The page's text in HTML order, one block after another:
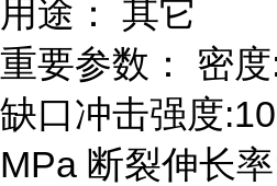
用途： 其它
重要参数： 密
缺口冲击强度
MPa 断裂伸长